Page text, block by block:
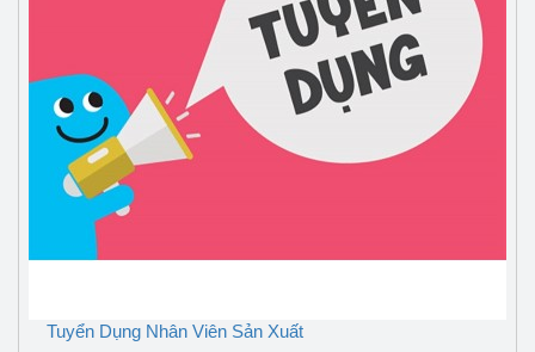
Tuyển Dụng Nhân Viên Sản Xuất